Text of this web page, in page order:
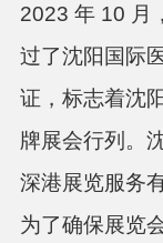
2023 年 10 月
过了沈阳国际
证，标志着沈
牌展会行列。
深港展览服务
为了确保展览